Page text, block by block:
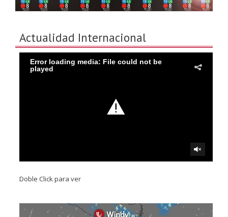
Actualidad Internacional
Doble Click para ver